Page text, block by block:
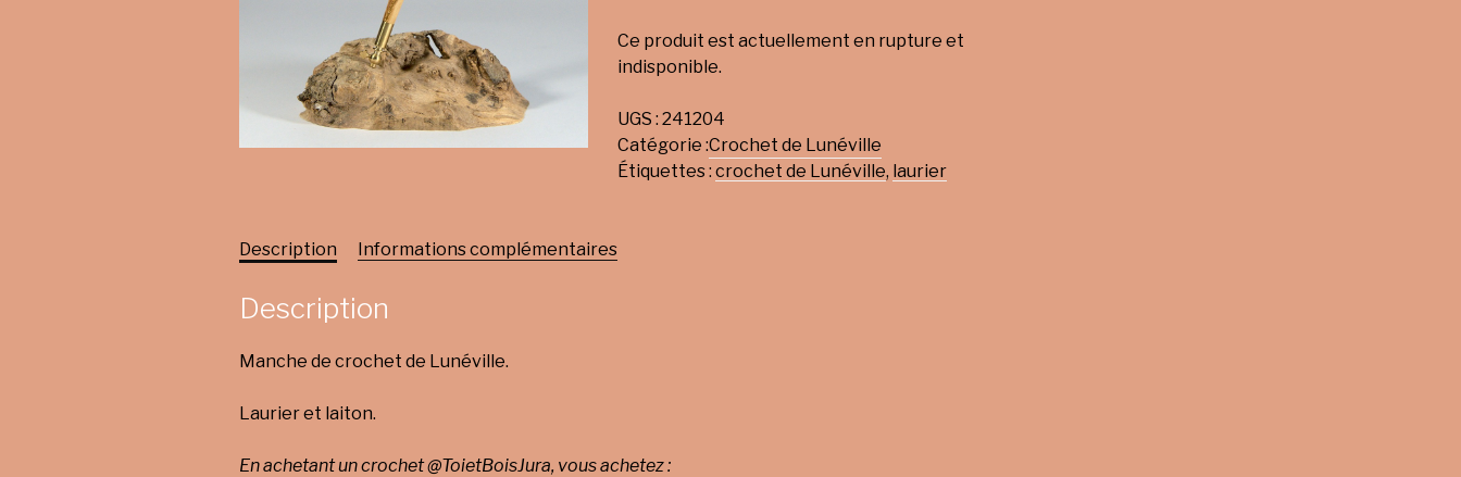
Ce produit est actuellement en rupture et
indisponible.
UGS : 241204
Catégorie :Crochet de Lunéville
Étiquettes : crochet de Lunéville, laurier
Description Informations complémentaires
Description
Manche de crochet de Lunéville.
Laurier et laiton.
En achetant un crochet @ToietBoisJura, vous achetez :